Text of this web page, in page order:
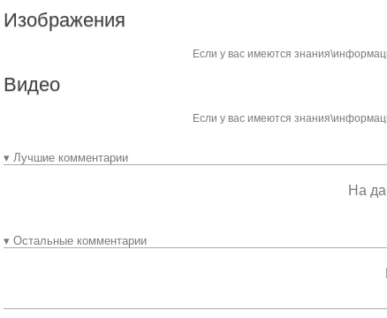
Изображения
Если у вас имеются
Видео
Если у вас имеются
▾ Лучшие комментарии
На
▾ Остальные комментарии